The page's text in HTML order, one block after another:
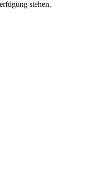
stehen.